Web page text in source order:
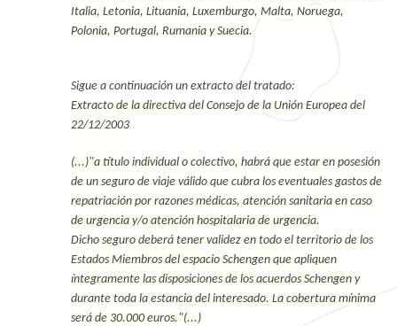
Italia, Letonia, Lituania, Luxemburgo, Malta, Noruega,
Polonia, Portugal, Rumania y Suecia.
Sigue a continuación un extracto del tratado:
Extracto de la directiva del Consejo de la Unión Europea del
22/12/2003
(...)"a título individual o colectivo, habrá que estar en posesión
de un seguro de viaje válido que cubra los eventuales gastos de
repatriación por razones médicas, atención sanitaria en caso
de urgencia y/o atención hospitalaria de urgencia.
Dicho seguro deberá tener validez en todo el territorio de los
Estados Miembros del espacio Schengen que apliquen
íntegramente las disposiciones de los acuerdos Schengen y
durante toda la estancia del interesado. La cobertura mínima
será de 30.000 euros."(...)